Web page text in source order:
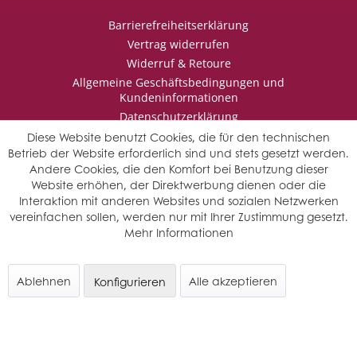
Barrierefreiheitserklärung
Vertrag widerrufen
Widerruf & Retoure
Allgemeine Geschäftsbedingungen und
Kundeninformationen
Datenschutzerklärung
Impressum
* Wir behalten uns vor den Jahrgang auszuwählen, sollten mehrere
Jahrgänge verfügbar sein.
© Saffers WinzerWelt - alle Rechte vorbehalten
Diese Website benutzt Cookies, die für den technischen
Betrieb der Website erforderlich sind und stets gesetzt werden.
Andere Cookies, die den Komfort bei Benutzung dieser
Website erhöhen, der Direktwerbung dienen oder die
Interaktion mit anderen Websites und sozialen Netzwerken
vereinfachen sollen, werden nur mit Ihrer Zustimmung gesetzt.
Mehr Informationen
Ablehnen Alle akzeptieren
Konfigurieren